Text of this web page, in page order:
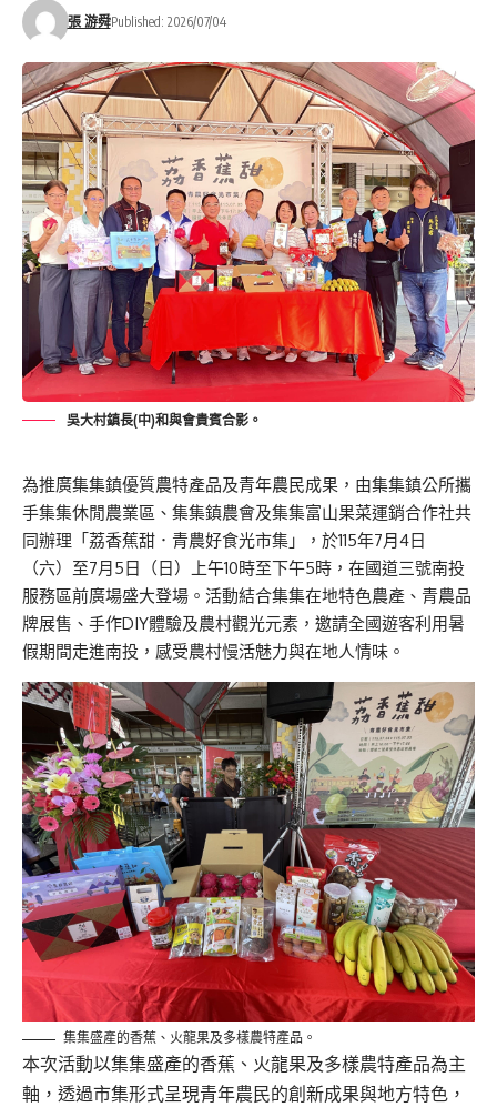
張 游舜Published: 2026/07/04
吳大村鎮長(中)和與會貴賓合影。
為推廣集集鎮優質農特產品及青年農民成果，由集集鎮公所攜
手集集休閒農業區、集集鎮農會及集集富山果菜運銷合作社共
同辦理「荔香蕉甜．青農好食光市集」，於115年7月4日
（六）至7月5日（日）上午10時至下午5時，在國道三號南投
服務區前廣場盛大登場。活動結合集集在地特色農產、青農品
牌展售、手作DIY體驗及農村觀光元素，邀請全國遊客利用暑
假期間走進南投，感受農村慢活魅力與在地人情味。
集集盛產的香蕉、火龍果及多樣農特產品。
本次活動以集集盛產的香蕉、火龍果及多樣農特產品為主
軸，透過市集形式呈現青年農民的創新成果與地方特色，